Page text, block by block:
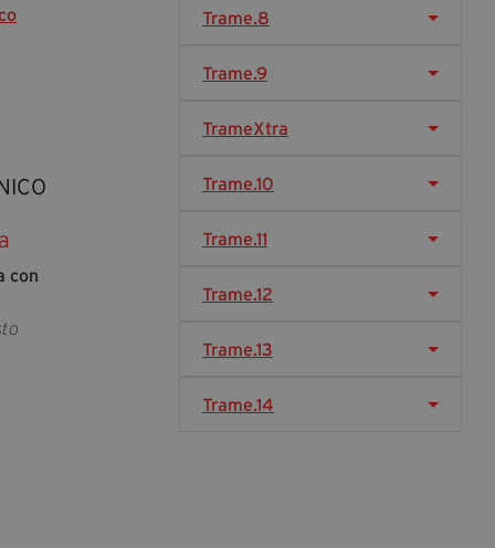
con
Trame.8
Trame.9
TrameXtra
Trame.10
Trame.11
Trame.12
Trame.13
Trame.14